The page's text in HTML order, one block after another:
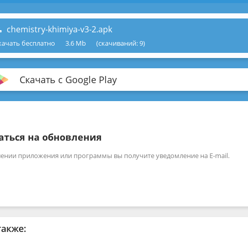
chemistry-khimiya-v3-2.apk
бесплатно 3.6 Mb (cкачиваний: 9)
Скачать с Google Play
на обновления
приложения или программы вы получите уведомление на E-mail.